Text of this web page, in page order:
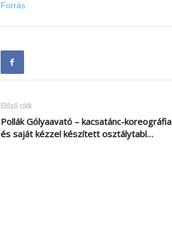
Forrás
Előző cikk
Pollák Gólyaavató – kacsatánc-koreográfia
és saját kézzel készített osztálytabl…